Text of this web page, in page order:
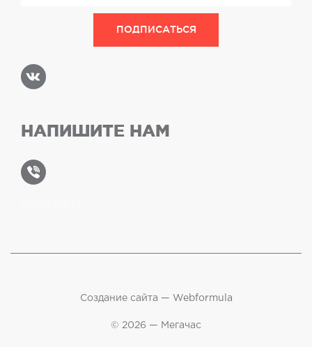
НАПИШИТЕ НАМ
Создание сайта — Webformula
© 2026 — Мегачас